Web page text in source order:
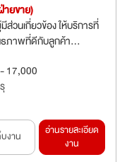
ยขาย)
วนเกี่ยวข้อง ให้บริการที่
ธภาพที่ดีกับลูกค้า...
17,000
บงาน
อ่านรายละเอียด
งาน